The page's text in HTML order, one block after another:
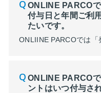
ONLINE PARCO
付与日と年間ご利
たいです。
ONLINE PARCO
ントはいつ付与さ